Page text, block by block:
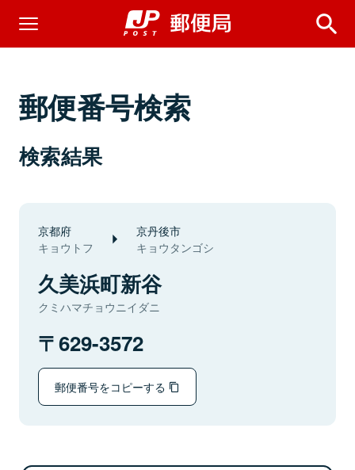
郵便番号検索
検索結果
京都府
キョウトフ
京丹後市
キョウタンゴシ
久美浜町新谷
クミハマチョウニイダニ
629-3572
郵便番号をコピーする